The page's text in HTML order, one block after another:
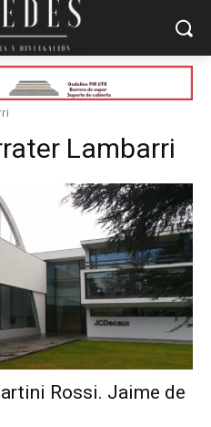
Lambarri
Rossi. Jaime de